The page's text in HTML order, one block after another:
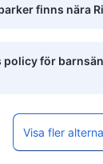
finns nära
policy för
Visa fler